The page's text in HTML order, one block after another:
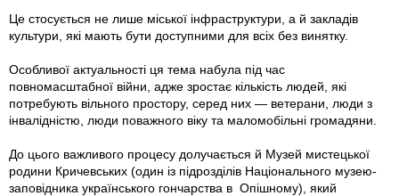
Це стосується не лише міської інфраструктури, а й закладів
культури, які мають бути доступними для всіх без винятку.
Особливої актуальності ця тема набула під час
повномасштабної війни, адже зростає кількість людей, які
потребують вільного простору, серед них — ветерани, люди з
інвалідністю, люди поважного віку та маломобільні громадяни.
До цього важливого процесу долучається й Музей мистецької
родини Кричевських (один із підрозділів Національного музею-
заповідника українського гончарства в Опішному), який